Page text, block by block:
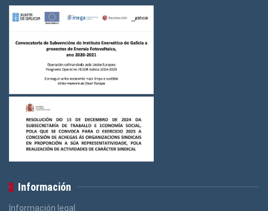
Información
Información legal